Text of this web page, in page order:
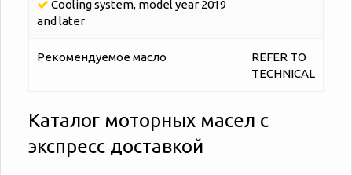
Cooling system, model year 2019
and later
Рекомендуемое масло
REFER TO
TECHNICAL
Каталог моторных масел с
экспресс доставкой